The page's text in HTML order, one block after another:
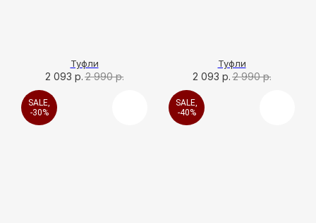
Туфли
2 093 р. 2 990 р.
Туфли
2 093 р. 2 990 р.
SALE,
-30%
SALE,
-40%